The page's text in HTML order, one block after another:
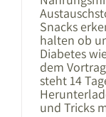
Snacks
halten ob
Diabetes
dem
steht 14
und Tricks